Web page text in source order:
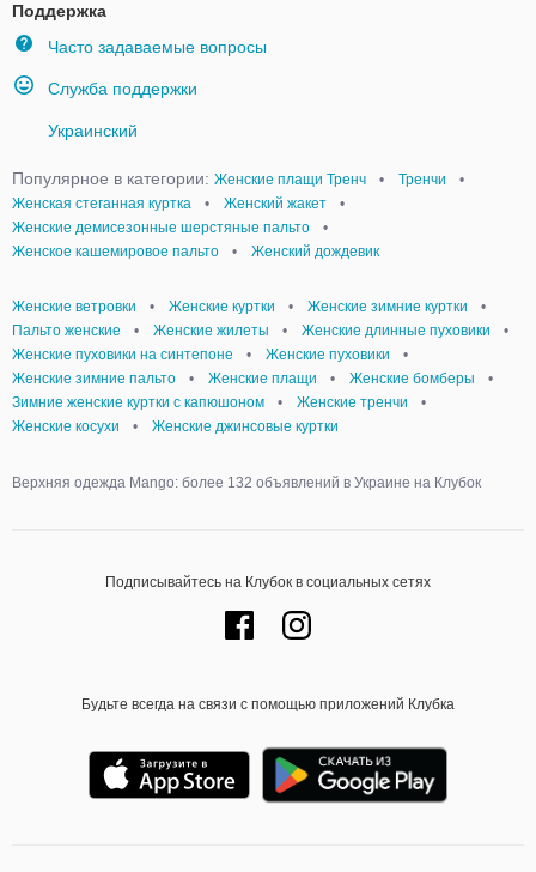
Поддержка
Часто задаваемые вопросы
Служба поддержки
Украинский
Популярное в категории: Женские плащи Тренч • Тренчи
•
Женская стеганная куртка
• Женский жакет
•
Женские демисезонные шерстяные пальто
•
Женское кашемировое пальто
• Женский дождевик
Женские ветровки • Женские куртки • Женские зимние куртки
•
Пальто женские
• Женские жилеты • Женские длинные пуховики
•
Женские пуховики на синтепоне
• Женские пуховики
•
Женские зимние пальто
• Женские плащи • Женские бомберы
•
Зимние женские куртки с капюшоном
• Женские тренчи
•
Женские косухи
• Женские джинсовые куртки
Верхняя одежда Mango: более 132 объявлений в Украине на Клубок
Подписывайтесь на Клубок в социальных сетях
Будьте всегда на связи с помощью приложений Клубка